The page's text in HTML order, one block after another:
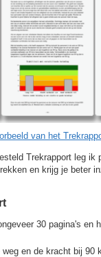
van het
Trekrapport leg ik
en krijg je beter
30 pagina's en
en de kracht bij 90